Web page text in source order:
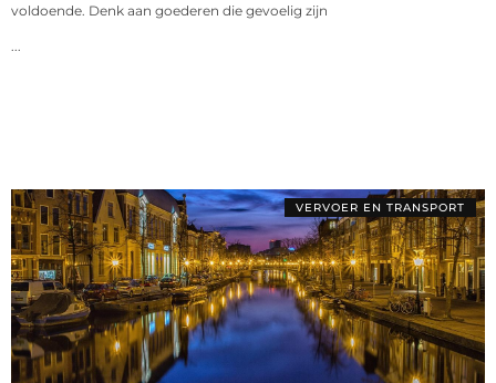
voldoende. Denk aan goederen die gevoelig zijn
...
VERVOER EN TRANSPORT